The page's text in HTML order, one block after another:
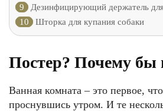
9
Дезинфицирующий держатель
10
Шторка для купания собаки
Постер? Почему бы
Ванная комната – это первое,
проснувшись утром. И те